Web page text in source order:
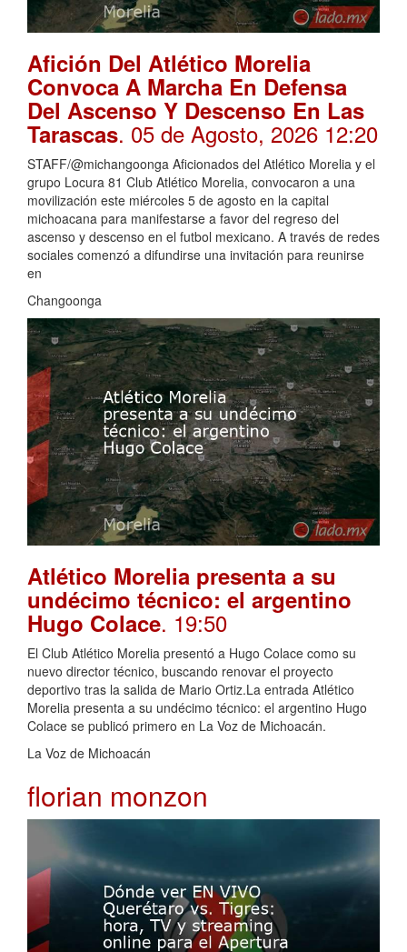
Afición Del Atlético Morelia
Convoca A Marcha En Defensa
Del Ascenso Y Descenso En Las
Tarascas. 05 de Agosto, 2026 12:20
STAFF/@michangoonga Aficionados del Atlético Morelia y el
grupo Locura 81 Club Atlético Morelia, convocaron a una
movilización este miércoles 5 de agosto en la capital
michoacana para manifestarse a favor del regreso del
ascenso y descenso en el futbol mexicano. A través de redes
sociales comenzó a difundirse una invitación para reunirse
en
Changoonga
Atlético Morelia presenta a su
undécimo técnico: el argentino
Hugo Colace. 19:50
El Club Atlético Morelia presentó a Hugo Colace como su
nuevo director técnico, buscando renovar el proyecto
deportivo tras la salida de Mario Ortiz.La entrada Atlético
Morelia presenta a su undécimo técnico: el argentino Hugo
Colace se publicó primero en La Voz de Michoacán.
La Voz de Michoacán
florian monzon